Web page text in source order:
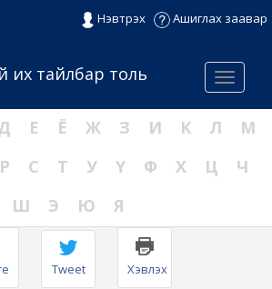
Нэвтрэх Ашиглах заавар
Menu
их тайлбар толь
Е Ё Ж З И К Л
М
Р С Т У Ү Ф Х Ц
Ч
Ш
Э Ю Я
Tweet Хэвлэх